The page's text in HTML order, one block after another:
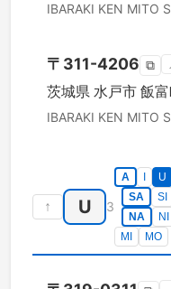
IBARAKI KEN MITO
〒 311-4206 ⧉
茨城県 水戸市 飯
IBARAKI KEN MITO
↑ U 3
A U
SA
SI
NA
NI
MI
MO